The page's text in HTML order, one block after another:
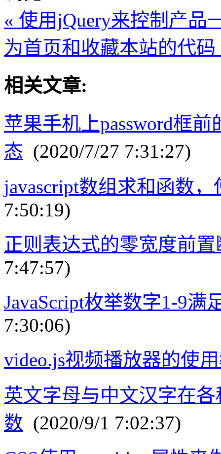
« 使用jQuery来控制产品
为首页和收藏本站的代码
相关文章:
苹果手机上password框
态 (2020/7/27 7:31:27)
javascript数组求和函数，
7:50:19)
正则表达式的零宽度前
7:47:57)
JavaScript枚举数字1-9满
7:30:06)
video.js视频播放器的使
英文字母与中文汉字在
数 (2020/9/1 7:02:37)